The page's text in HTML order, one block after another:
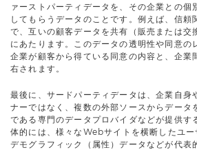
ァーストパーティデータを、その企業との個
してもらうデータのことです。例えば、信頼
で、互いの顧客データを共有（販売または交
にあたります。このデータの透明性や同意の
企業が顧客から得ている同意の内容と、企業
右されます。
最後に、サードパーティデータは、企業自身
ナーではなく、複数の外部ソースからデータ
である専門のデータプロバイダなどが提供す
体的には、様々なWebサイトを横断したユ
デモグラフィック（属性）データなどが代表